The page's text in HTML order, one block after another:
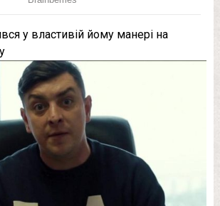
у властивій йому манері на